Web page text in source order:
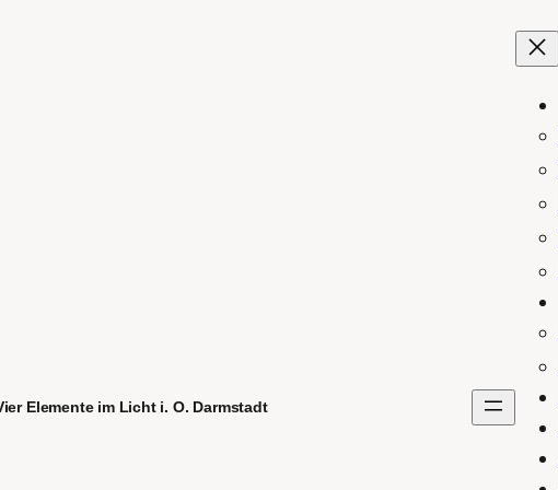
Elemente im Licht i. O. Darmstadt